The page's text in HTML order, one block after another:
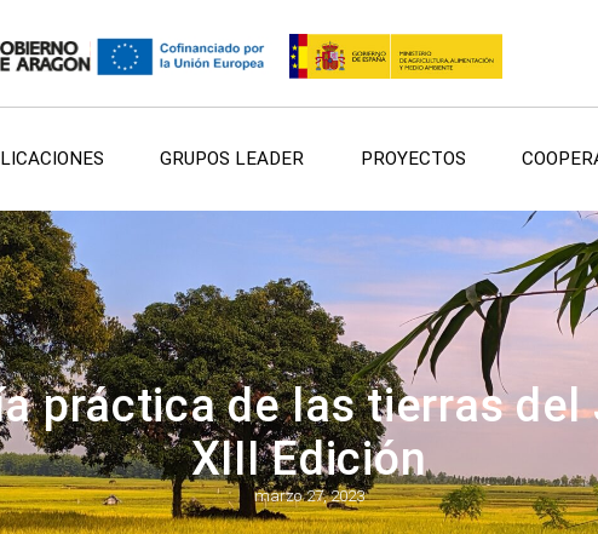
GRUPOS LEADER PROYECTOS
práctica de las tierras
XIII Edición
marzo 27, 2023